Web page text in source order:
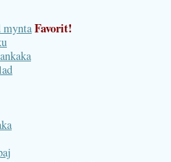
myntaFavorit!